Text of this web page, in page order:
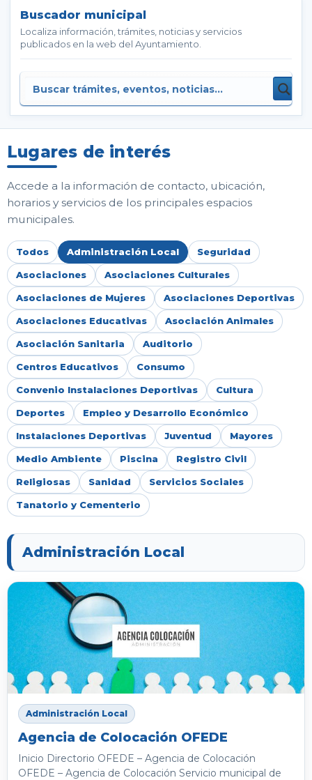
Buscador municipal
Localiza información, trámites, noticias y servicios
publicados en la web del Ayuntamiento.
Lugares de interés
Accede a la información de contacto, ubicación,
horarios y servicios de los principales espacios
municipales.
Todos Administración Local Seguridad
Asociaciones Asociaciones Culturales
Asociaciones de Mujeres Asociaciones Deportivas
Asociaciones Educativas Asociación Animales
Asociación Sanitaria Auditorio
Centros Educativos Consumo
Convenio Instalaciones Deportivas Cultura
Deportes Empleo y Desarrollo Económico
Instalaciones Deportivas Juventud Mayores
Medio Ambiente Piscina Registro Civil
Religiosas Sanidad Servicios Sociales
Tanatorio y Cementerio
Administración Local
Administración Local
Agencia de Colocación OFEDE
Inicio Directorio OFEDE – Agencia de Colocación
OFEDE – Agencia de Colocación Servicio municipal de